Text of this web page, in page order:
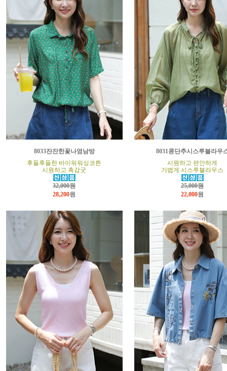
8033잔잔한꽃나염남방
후들후들한 바이워워싱코튼
시원하고 촉감굿
32,000원
28,200원
8031콩단추시스루블라우
시원하고 편안하게
가볍게 시스루블라우스
25,000원
22,000원